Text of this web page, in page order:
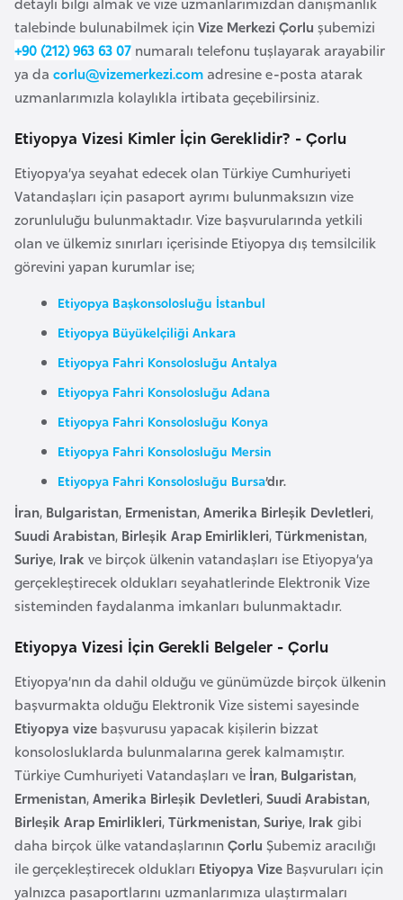
talebinde bulunabilmek içinVize Merkezi Çorlu şubemizi
+90 (212) 963 63 07 numaralı telefonu tuşlayarak arayabilir
ya da corlu@vizemerkezi.com adresine e-posta atarak
uzmanlarımızla kolaylıkla irtibata geçebilirsiniz.
Etiyopya Vizesi Kimler İçin Gereklidir? - Çorlu
Etiyopya’ya seyahat edecek olan Türkiye Cumhuriyeti
Vatandaşları için pasaport ayrımı bulunmaksızın vize
zorunluluğu bulunmaktadır. Vize başvurularında yetkili
olan ve ülkemiz sınırları içerisinde Etiyopya dış temsilcilik
görevini yapan kurumlar ise;
Etiyopya Başkonsolosluğu İstanbul
Etiyopya Büyükelçiliği Ankara
Etiyopya Fahri Konsolosluğu Antalya
Etiyopya Fahri Konsolosluğu Adana
Etiyopya Fahri Konsolosluğu Konya
Etiyopya Fahri Konsolosluğu Mersin
Etiyopya Fahri Konsolosluğu Bursa’dır.
İran, Bulgaristan, Ermenistan,Amerika Birleşik Devletleri,
Suudi Arabistan, Birleşik Arap Emirlikleri,Türkmenistan,
Suriye, Irak ve birçok ülkenin vatandaşları ise Etiyopya’ya
gerçekleştirecek oldukları seyahatlerinde Elektronik Vize
sisteminden faydalanma imkanları bulunmaktadır.
Etiyopya Vizesi İçin Gerekli Belgeler - Çorlu
Etiyopya’nın da dahil olduğu ve günümüzde birçok ülkenin
başvurmakta olduğu Elektronik Vize sistemi sayesinde
Etiyopya vize başvurusu yapacak kişilerin bizzat
konsolosluklarda bulunmalarına gerek kalmamıştır.
Türkiye Cumhuriyeti Vatandaşları ve İran, Bulgaristan,
Ermenistan,Amerika Birleşik Devletleri,Suudi Arabistan,
Birleşik Arap Emirlikleri,Türkmenistan,Suriye, Irak gibi
daha birçok ülke vatandaşlarınınÇorlu Şubemiz aracılığı
ile gerçekleştirecek oldukları Etiyopya Vize Başvuruları için
yalnızca pasaportlarını uzmanlarımıza ulaştırmaları
B
e
l
r
s
B
e
B
o
n
H
e
r
k
B
u